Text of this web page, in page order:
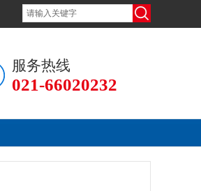
服务热线
021-66020232